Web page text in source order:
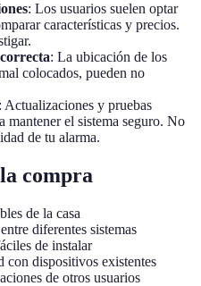
: Los usuarios suelen optar
características y precios.
: La ubicación de los
colocados, pueden no
: Actualizaciones y pruebas
mantener el sistema seguro. No
de tu alarma.
compra
de la casa
diferentes sistemas
de instalar
dispositivos existentes
de otros usuarios